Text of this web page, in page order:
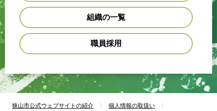
組織の一覧
職員採用
狭山市公式ウェブサイトの紹介 個人情報の取扱い